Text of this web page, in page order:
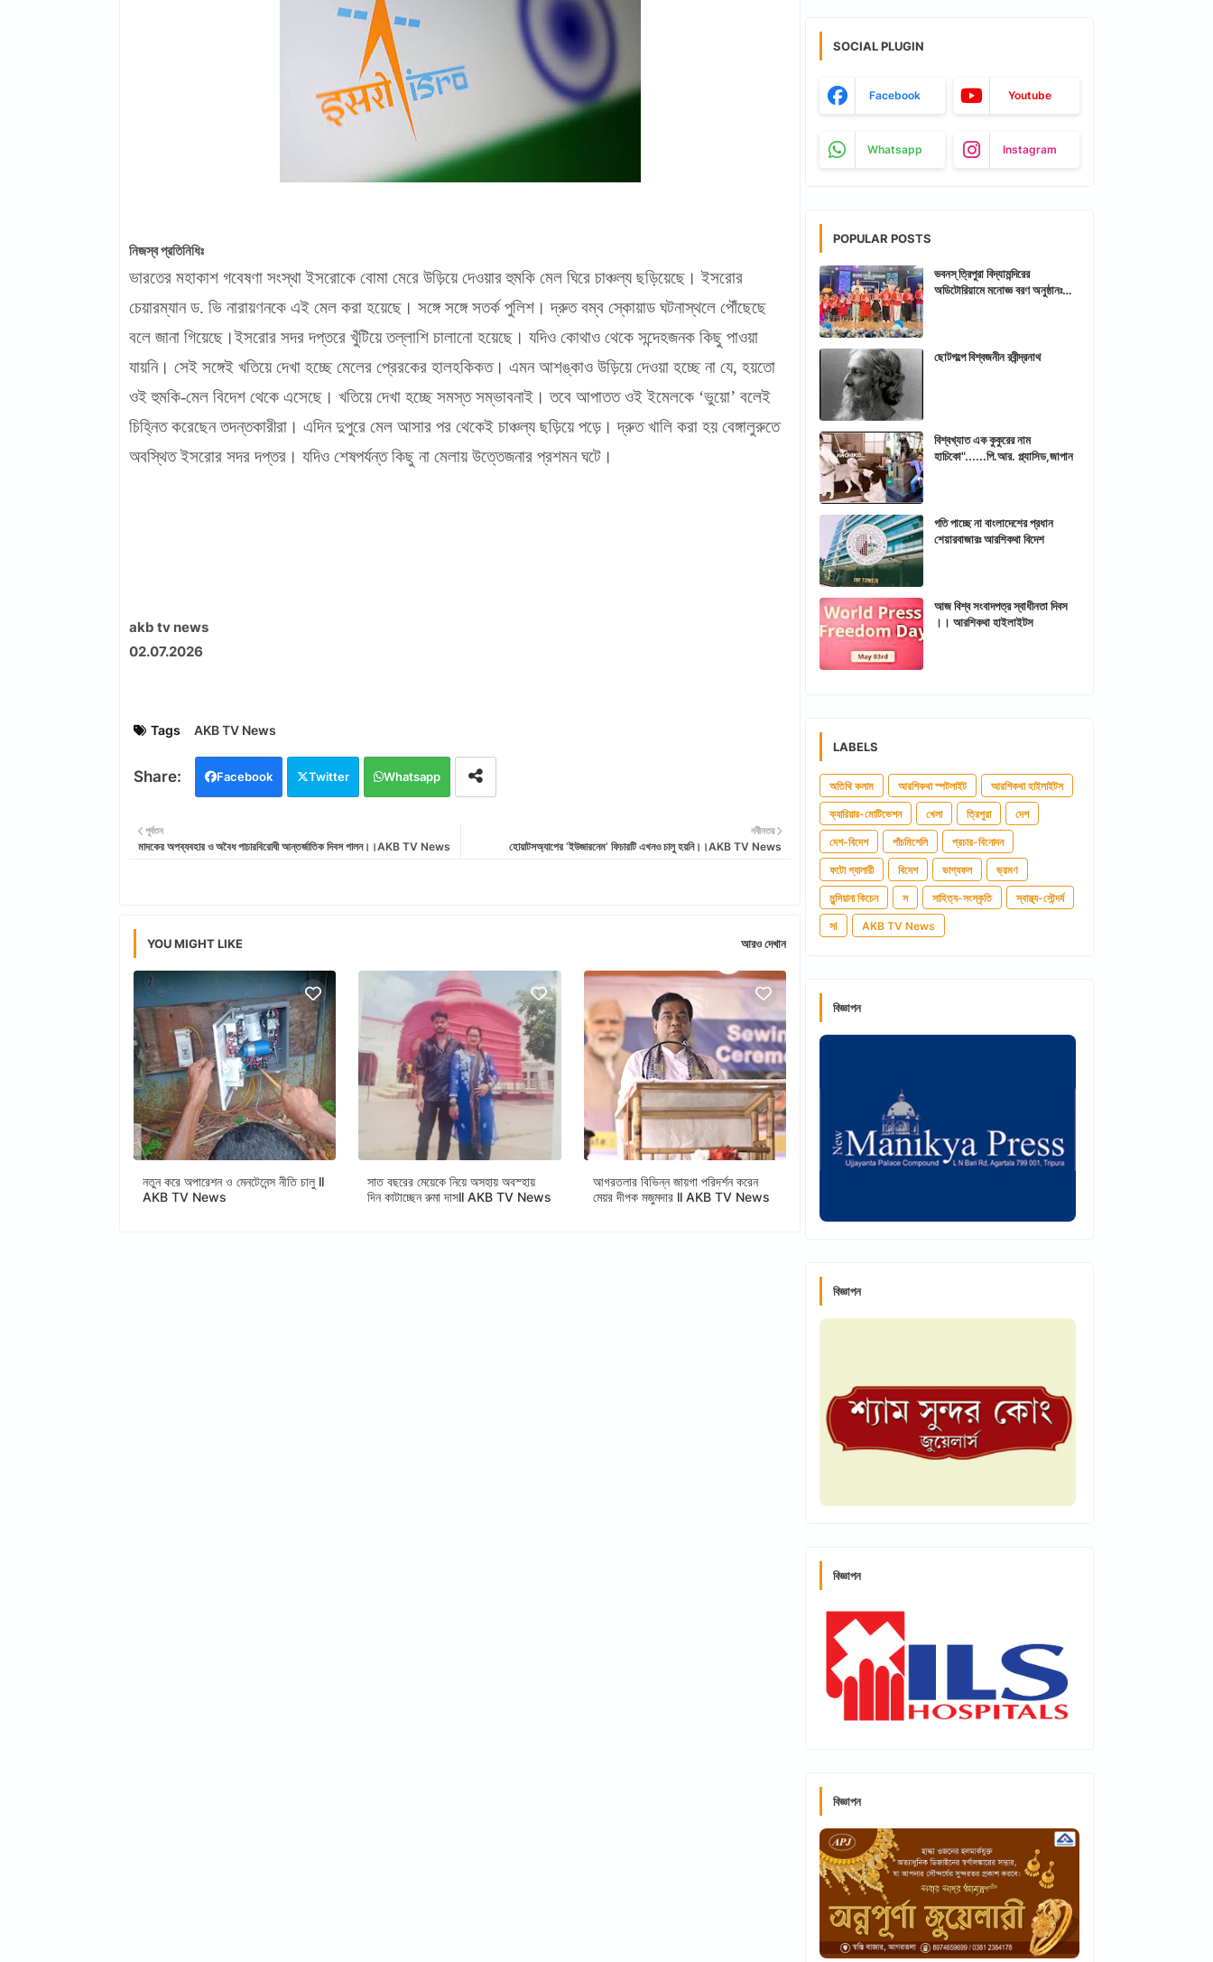
নিজস্ব প্রতিনিধিঃ
ভারতের মহাকাশ গবেষণা সংস্থা ইসরোকে বোমা মেরে উড়িয়ে দেওয়ার হুমকি মেল ঘিরে চাঞ্চল্য ছড়িয়েছে। ইসরোর
চেয়ারম্যান ড. ভি নারায়ণনকে এই মেল করা হয়েছে। সঙ্গে সঙ্গে সতর্ক পুলিশ। দ্রুত বম্ব স্কোয়াড ঘটনাস্থলে পৌঁছেছে
বলে জানা গিয়েছে।ইসরোর সদর দপ্তরে খুঁটিয়ে তল্লাশি চালানো হয়েছে। যদিও কোথাও থেকে সন্দেহজনক কিছু পাওয়া
যায়নি। সেই সঙ্গেই খতিয়ে দেখা হচ্ছে মেলের প্রেরকের হালহকিকত। এমন আশঙ্কাও উড়িয়ে দেওয়া হচ্ছে না যে, হয়তো
ওই হুমকি-মেল বিদেশ থেকে এসেছে। খতিয়ে দেখা হচ্ছে সমস্ত সম্ভাবনাই। তবে আপাতত ওই ইমেলকে ‘ভুয়ো’ বলেই
চিহ্নিত করেছেন তদন্তকারীরা। এদিন দুপুরে মেল আসার পর থেকেই চাঞ্চল্য ছড়িয়ে পড়ে। দ্রুত খালি করা হয় বেঙ্গালুরুতে
অবস্থিত ইসরোর সদর দপ্তর। যদিও শেষপর্যন্ত কিছু না মেলায় উত্তেজনার প্রশমন ঘটে।
akb tv news
02.07.2026
Tags AKB TV News
Facebook Twitter Whatsapp
নবীনতর
হোয়াটসঅ্যাপের ‘ইউজারনেম’ ফিচারটি এখনও চালু হয়নি।।AKB TV News
পূর্বতন
মাদকের অপব্যবহার ও অবৈধ পাচারবিরোধী আন্তর্জাতিক দিবস পালন।।AKB TV News
YOU MIGHT LIKE আরও দেখান
নতুন করে অপারেশন ও মেনটেনেন্স নীতি চালু ll
AKB TV News
সাত বছরের মেয়েকে নিয়ে অসহায় অবস্হায়
দিন কাটাচ্ছেন রুমা দাসll AKB TV News
আগরতলার বিভিন্ন জায়গা পরিদর্শন করেন
মেয়র দীপক মজুমদার ll AKB TV News
SOCIAL PLUGIN
Facebook Youtube
Whatsapp Instagram
POPULAR POSTS
ভবনস্ ত্রিপুরা বিদ্যামন্দিরের
অডিটোরিয়ামে মনোজ্ঞ বরণ অনুষ্ঠানঃ
ছোটগল্পে বিশ্বজনীন রবীন্দ্রনাথ
বিশ্বখ্যাত এক কুকুরের নাম
হাচিকো"......পি.আর. প্ল্যাসিড,জাপান
গতি পাচ্ছে না বাংলাদেশের প্রধান
শেয়ারবাজারঃ আরশিকথা বিদেশ
আজ বিশ্ব সংবাদপত্র স্বাধীনতা দিবস
।। আরশিকথা হাইলাইটস
LABELS
অতিথি কলাম আরশিকথা স্পটলাইট আরশিকথা হাইলাইটস
ক্যারিয়ার-মোটিভেশন খেলা ত্রিপুরা দেশ
দেশ-বিদেশ পাঁচমিশেলি প্রচার-বিনোদন
ফটো গ্যালারী বিদেশ ভাগ্যফল ভ্রমণ
মুন্সিয়ানা কিচেন স সাহিত্য-সংস্কৃতি স্বাস্থ্য-সৌন্দর্য
সl AKB TV News
বিজ্ঞাপন
বিজ্ঞাপন
বিজ্ঞাপন
বিজ্ঞাপন